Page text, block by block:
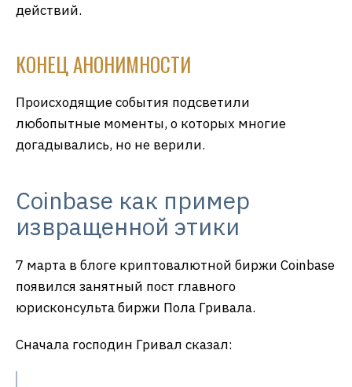
действий.
КОНЕЦ АНОНИМНОСТИ
Происходящие события подсветили
любопытные моменты, о которых многие
догадывались, но не верили.
Coinbase как пример
извращенной этики
7 марта в блоге криптовалютной биржи Coinbase
появился занятный пост главного
юрисконсульта биржи Пола Гривала.
Сначала господин Гривал сказал: